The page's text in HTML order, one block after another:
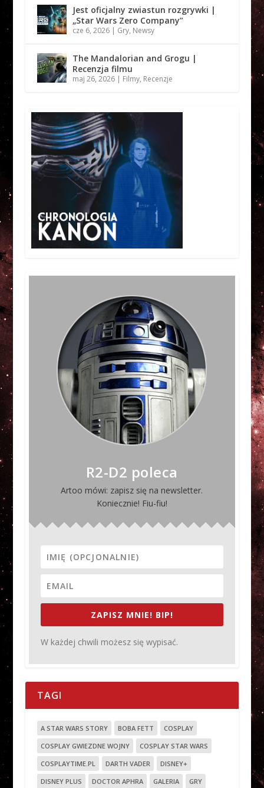
Jest oficjalny zwiastun rozgrywki |
„Star Wars Zero Company”
cze 6, 2026| Gry, Newsy
The Mandalorian and Grogu |
Recenzja filmu
maj 26, 2026| Filmy, Recenzje
R2-D2 poleca
Artoo mówi: zapisz się na newsletter.
Koniecznie! Fiu-fiu!
ZAPISZ MNIE! BIP!
W każdej chwili możesz się wypisać.
TAGI
A STAR WARS STORY BOBA FETT
COSPLAY
COSPLAY GWIEZDNE WOJNY
COSPLAY STAR WARS
COSPLAYTIME.PL
DARTH VADER
DISNEY+
DISNEY PLUS
DOCTOR APHRA GALERIA GRY